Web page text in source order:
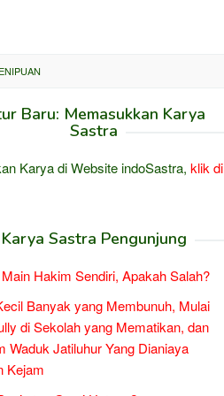
Baru: Memasukkan Karya
Sastra
Karya di Website indoSastra, klik di
Karya Sastra Pengunjung
Hakim Sendiri, Apakah Salah?
Banyak yang Membunuh, Mulai
di Sekolah yang Mematikan, dan
Waduk Jatiluhur Yang Dianiaya
Kejam